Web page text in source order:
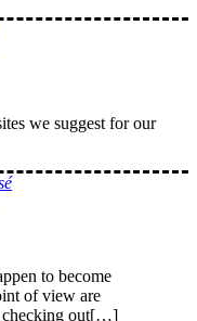
we suggest for our
to become
of view are
checking out[…]